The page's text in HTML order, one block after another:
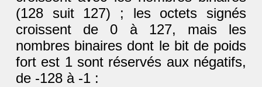
(128 suit 127) ; les octets signés
croissent de 0 à 127, mais les
nombres binaires dont le bit de poids
fort est 1 sont réservés aux négatifs,
de -128 à -1 :